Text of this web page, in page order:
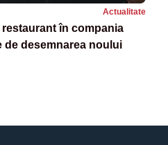
Actualitate
restaurant în compania
de desemnarea noului